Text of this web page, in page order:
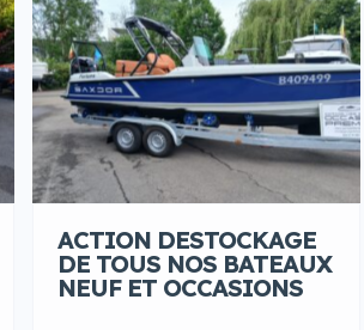
ACTION DESTOCKAGE
DE TOUS NOS BATEAUX
NEUF ET OCCASIONS